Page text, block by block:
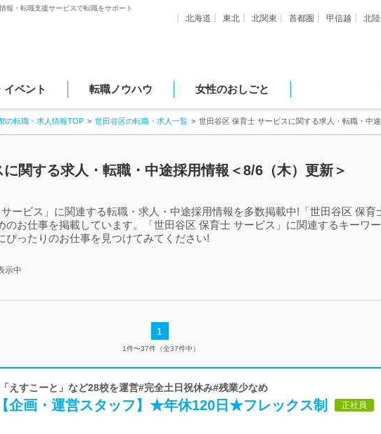
報・転職支援サービスで転職をサポート
北海道 東北 北関東 首都圏 甲信越 北陸
イベント 転職ノウハウ 女性のおしごと
の転職・求人情報TOP 世田谷区の転職・求人一覧 世田谷区 保育士 サービスに関する求人・転職・中
関する求人・転職・中途採用情報＜8/6（木）更新＞
ービス」に関連する転職・求人・中途採用情報を多数掲載中!「世田谷区 保育
のお仕事を掲載しています。「世田谷区 保育士 サービス」に関連するキーワ
ったりのお仕事を見つけてみてください!
示中
1
1件〜37件（全37件中）
えすこーと」など28校を運営#完全土日祝休み#残業少なめ
企画・運営スタッフ】★年休120日★フレックス制 正社員